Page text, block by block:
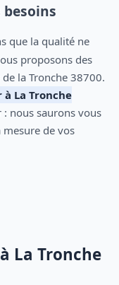
que la qualité ne
proposons des
la Tronche 38700.
La Tronche
: nous saurons vous
de vos
La Tronche